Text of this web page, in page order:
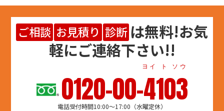
ご相談 お見積り 診断 は無料!お気
軽にご連絡下さい!!
0120-00-4103
ヨイ ト ソウ
電話受付時間10:00～17:00（水曜定休）